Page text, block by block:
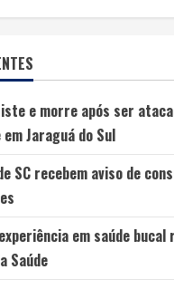
e morre após ser
Jaraguá do Sul
SC recebem aviso de
em saúde bucal
Saúde